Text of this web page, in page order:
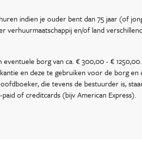
indien je ouder bent dan 75 jaar (of
verhuurmaatschappij en/of land
borg van ca. € 300,00 - €
en deze te gebruiken voor de borg
die tevens de bestuurder is,
of creditcards (bijv American Express).